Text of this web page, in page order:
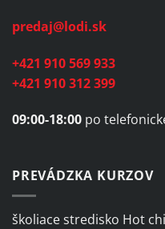
predaj@lodi.sk
+421 910 569 933
+421 910 312 399
09:00-18:00 po
PREVÁDZKA KURZOV
školiace stredisko Hot